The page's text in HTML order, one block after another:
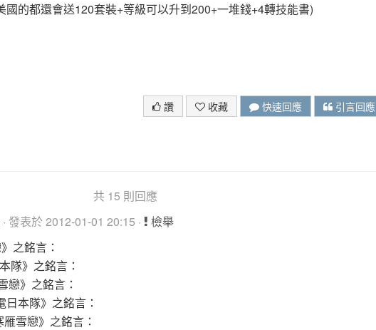
國的都還會送120套裝+等級可以升到200+一堆錢+4轉技能書)
巔收人~
讚 收藏 快速回應 引言回應
共 15 則回應
· 發表於 2012-01-01 20:15 ·
檢舉
之銘言：
隊》之銘言：
戀》之銘言：
日本隊》之銘言：
雪戀》之銘言：